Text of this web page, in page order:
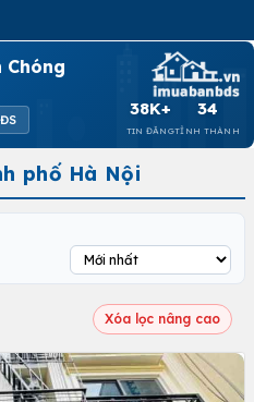
Chóng
38K+
TIN ĐĂNG
34
TỈNH THÀNH
phố Hà Nội
Xóa lọc nâng cao